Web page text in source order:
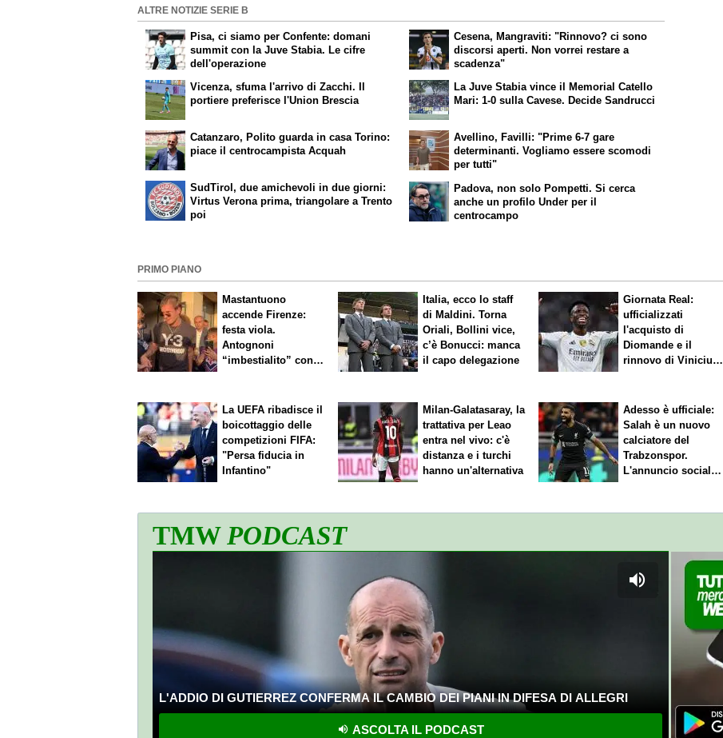
ALTRE NOTIZIE SERIE B
Pisa, ci siamo per Confente: domani
summit con la Juve Stabia. Le cifre
dell'operazione
Vicenza, sfuma l'arrivo di Zacchi. Il
portiere preferisce l'Union Brescia
Cesena, Mangraviti: "Rinnovo? ci sono
discorsi aperti. Non vorrei restare a
scadenza"
La Juve Stabia vince il Memorial Catello
Mari: 1-0 sulla Cavese. Decide Sandrucci
Catanzaro, Polito guarda in casa Torino:
piace il centrocampista Acquah
SudTirol, due amichevoli in due giorni:
Virtus Verona prima, triangolare a Trento
poi
Avellino, Favilli: "Prime 6-7 gare
determinanti. Vogliamo essere scomodi
per tutti"
Padova, non solo Pompetti. Si cerca
anche un profilo Under per il
centrocampo
PRIMO PIANO
Mastantuono
accende Firenze:
festa viola.
Antognoni
“imbestialito” con
Italia, ecco lo staff
di Maldini. Torna
Oriali, Bollini vice,
c’è Bonucci: manca
il capo delegazione
Giornata Real:
ufficializzati
l'acquisto di
Diomande e il
rinnovo di Vinicius.
La UEFA ribadisce il
boicottaggio delle
competizioni FIFA:
"Persa fiducia in
Infantino"
Milan-Galatasaray, la
trattativa per Leao
entra nel vivo: c'è
distanza e i turchi
hanno un'alternativa
Adesso è ufficiale:
Salah è un nuovo
calciatore del
Trabzonspor.
L'annuncio social
TMWPODCAST
L'ADDIO DI GUTIERREZ CONFERMA IL CAMBIO DEI PIANI IN DIFESA DI ALLEGRI
ASCOLTA IL PODCAST